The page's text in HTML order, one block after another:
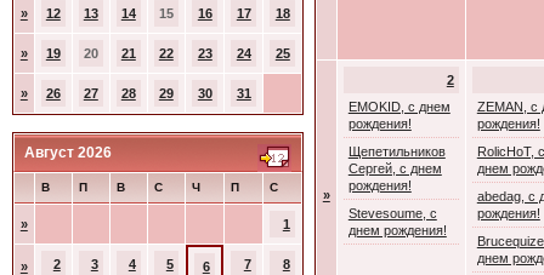
» 12 13 14 15 16 17 18
» 19 20 21 22 23 24 25
» 26 27 28 29 30 31
Август 2026
В П В С Ч П С
» 1
» 2 3 4 5 6 7 8
»
2
EMOKID, с днем
рождения!
Щепетильников
Сергей, с днем
рождения!
Stevesoume, с
днем рождения!
ZEMAN, с
рождения!
RolicHoT, с
днем
abedag, с
рождения!
днем